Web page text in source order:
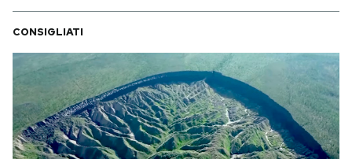
CONSIGLIATI